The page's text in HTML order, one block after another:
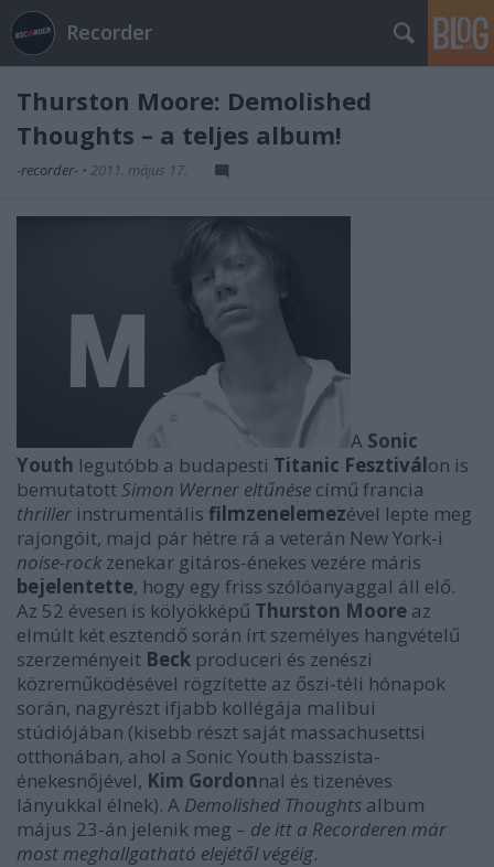
Recorder
Thurston Moore: Demolished
Thoughts – a teljes album!
-recorder- • 2011. május 17.
A Sonic
Youth legutóbb a budapesti Titanic Fesztiválon is
bemutatott Simon Werner eltűnése című francia
thriller instrumentális filmzenelemezével lepte meg
rajongóit, majd pár hétre rá a veterán New York-i
noise-rock zenekar gitáros-énekes vezére máris
bejelentette, hogy egy friss szólóanyaggal áll elő.
Az 52 évesen is kölyökképű Thurston Moore az
elmúlt két esztendő során írt személyes hangvételű
szerzeményeit Beck produceri és zenészi
közreműködésével rögzítette az őszi-téli hónapok
során, nagyrészt ifjabb kollégája malibui
stúdiójában (kisebb részt saját massachusettsi
otthonában, ahol a Sonic Youth basszista-
énekesnőjével, Kim Gordonnal és tizenéves
lányukkal élnek). A Demolished Thoughts album
május 23-án jelenik meg – de itt a Recorderen már
most meghallgatható elejétől végéig.